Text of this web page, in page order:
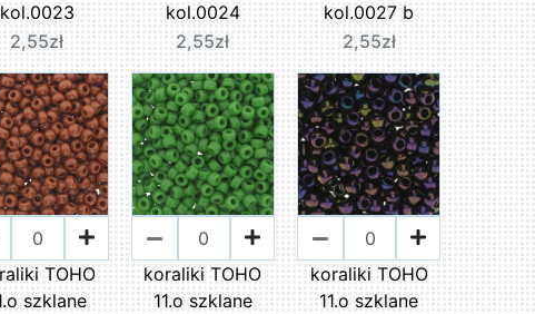
kol.0023
2,55zł
kol.0024
2,55zł
kol.0027 b
2,55zł
TOHO
szklane
koraliki TOHO
11.o szklane
koraliki TOHO
11.o szklane